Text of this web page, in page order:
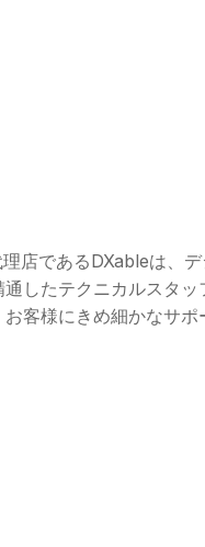
店であるDXableは、デ
したテクニカルスタッ
客様にきめ細かなサポ